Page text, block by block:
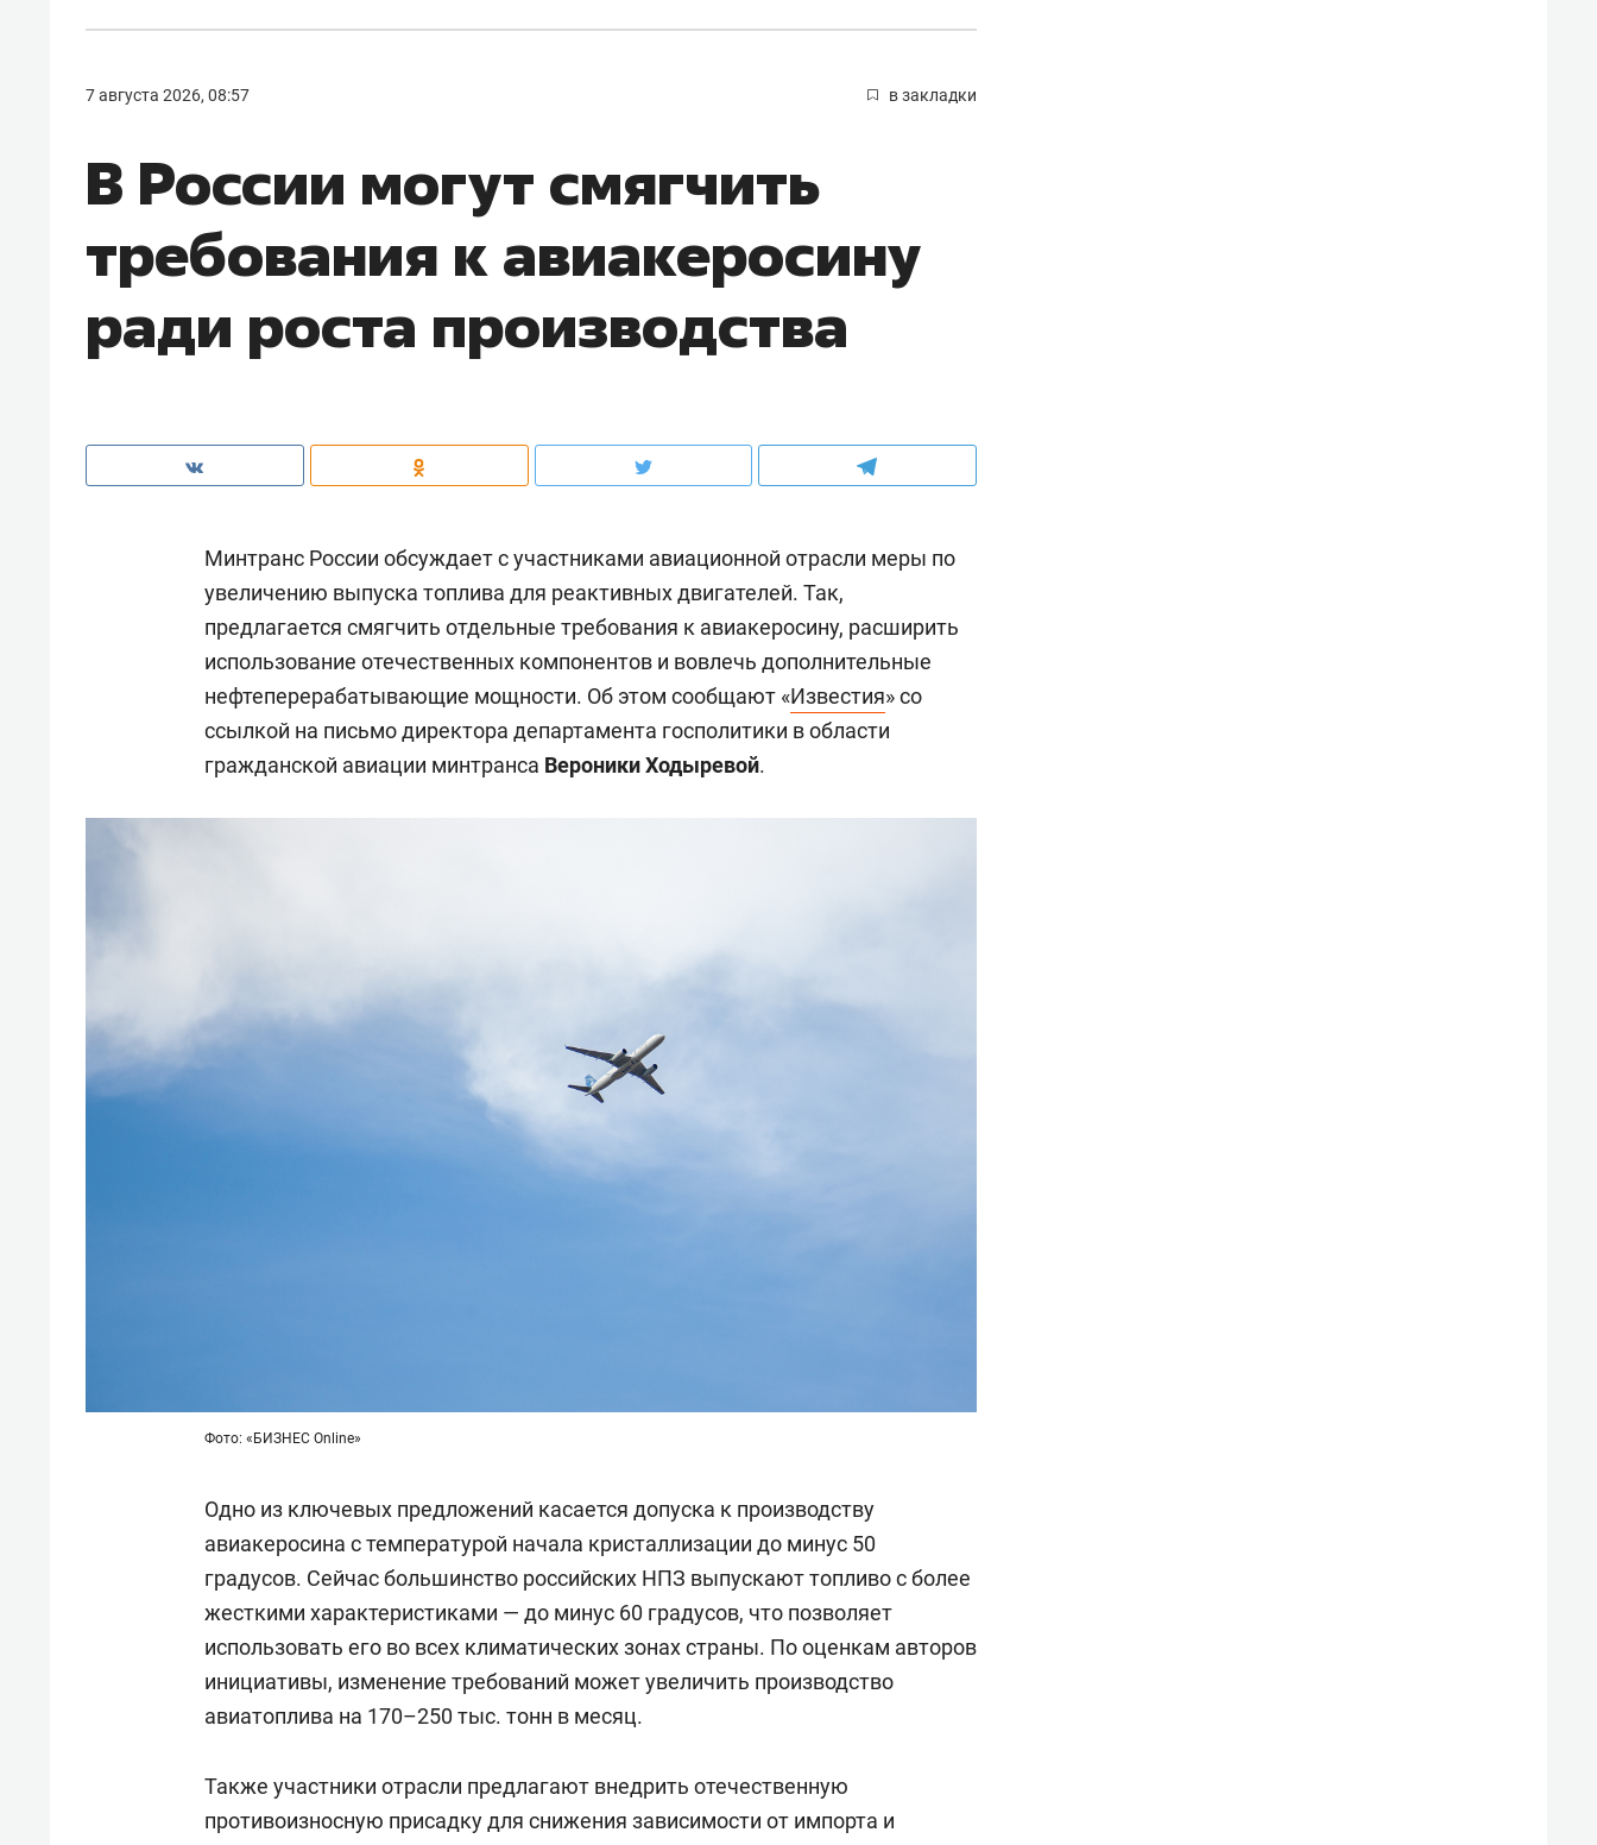
7 августа 2026, 08:57 в закладки
В России могут смягчить
требования к авиакеросину
ради роста производства
Минтранс России обсуждает с участниками авиационной отрасли меры по
увеличению выпуска топлива для реактивных двигателей. Так,
предлагается смягчить отдельные требования к авиакеросину, расширить
использование отечественных компонентов и вовлечь дополнительные
нефтеперерабатывающие мощности. Об этом сообщают «Известия» со
ссылкой на письмо директора департамента госполитики в области
гражданской авиации минтранса Вероники Ходыревой.
Фото: «БИЗНЕС Online»
Одно из ключевых предложений касается допуска к производству
авиакеросина с температурой начала кристаллизации до минус 50
градусов. Сейчас большинство российских НПЗ выпускают топливо с более
жесткими характеристиками — до минус 60 градусов, что позволяет
использовать его во всех климатических зонах страны. По оценкам авторов
инициативы, изменение требований может увеличить производство
авиатоплива на 170–250 тыс. тонн в месяц.
Также участники отрасли предлагают внедрить отечественную
противоизносную присадку для снижения зависимости от импорта и